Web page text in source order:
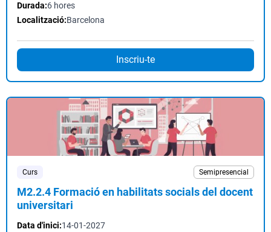
Durada:6 hores
Localització:Barcelona
Inscriu-te
Curs Semipresencial
M2.2.4 Formació en habilitats socials del docent
universitari
Data d'inici:14-01-2027